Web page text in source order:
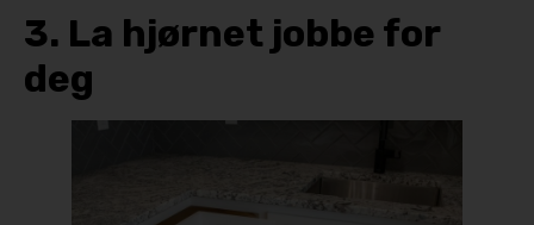
3. La hjørnet jobbe for
deg